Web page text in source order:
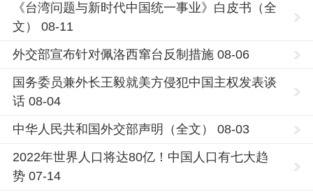
《台湾问题与新时代中国统一事业》白皮书（全
文） 08-11
外交部宣布针对佩洛西窜台反制措施 08-06
国务委员兼外长王毅就美方侵犯中国主权发表谈
话 08-04
中华人民共和国外交部声明（全文） 08-03
2022年世界人口将达80亿！中国人口有七大趋
势 07-14